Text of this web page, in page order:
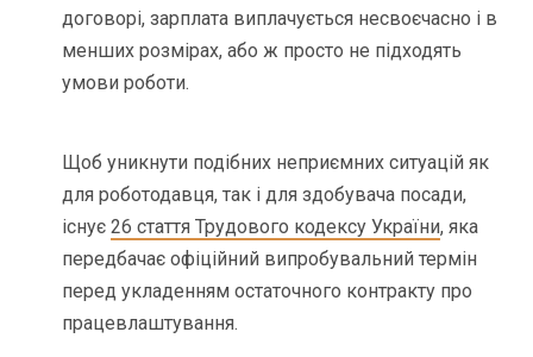
договорі, зарплата виплачується несвоєчасно і в
менших розмірах, або ж просто не підходять
умови роботи.
Щоб уникнути подібних неприємних ситуацій як
для роботодавця, так і для здобувача посади,
існує26 стаття Трудового кодексу України, яка
передбачає офіційний випробувальний термін
перед укладенням остаточного контракту про
працевлаштування.